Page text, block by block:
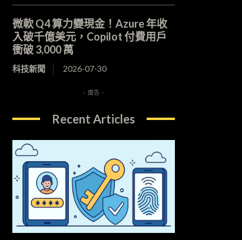
微軟 Q4 算力變現金！Azure 年收
入破千億美元，Copilot 付費用戶
衝破 3,000 萬
科技新聞 2026-07-30
- 廣告 -
Recent Articles